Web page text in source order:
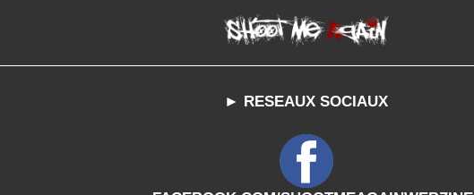
► RESEAUX SOCIAUX